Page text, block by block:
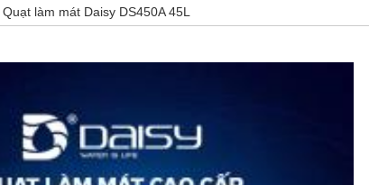
Quạt làm mát Daisy DS450A 45L